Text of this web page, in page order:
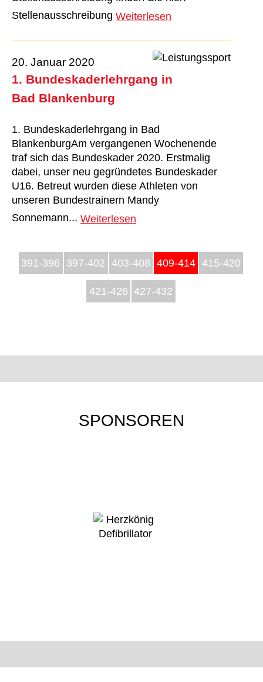
Stellenausschreibung Weiterlesen
20. Januar 2020
1. Bundeskaderlehrgang in
Bad Blankenburg
1. Bundeskaderlehrgang in Bad
BlankenburgAm vergangenen Wochenende
traf sich das Bundeskader 2020. Erstmalig
dabei, unser neu gegründetes Bundeskader
U16. Betreut wurden diese Athleten von
unseren Bundestrainern Mandy
Sonnemann... Weiterlesen
391-396 397-402 403-408 409-414 415-420
421-426 427-432
SPONSOREN